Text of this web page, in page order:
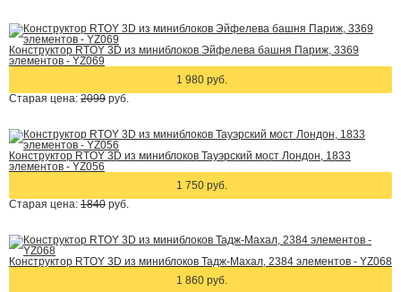
Конструктор RTOY 3D из миниблоков Эйфелева башня Париж, 3369
элементов - YZ069
1 980 руб.
Старая цена: 2099 руб.
Конструктор RTOY 3D из миниблоков Тауэрский мост Лондон, 1833
элементов - YZ056
1 750 руб.
Старая цена: 1840 руб.
Конструктор RTOY 3D из миниблоков Тадж-Махал, 2384 элементов - YZ068
1 860 руб.